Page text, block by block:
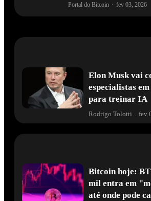
Portal do Bitcoin · fev 03, 2026
Elon Musk vai
especialistas
para treinar IA
Rodrigo Tolotti fev
Bitcoin hoje:
mil entra em
até onde pode